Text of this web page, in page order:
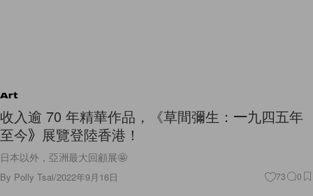
Art
收入逾 70 年精華作品，《草間彌生：一九四五年
至今》展覽登陸香港！
日本以外，亞洲最大回顧展🤩
By Polly Tsai/2022年9月16日 73 0